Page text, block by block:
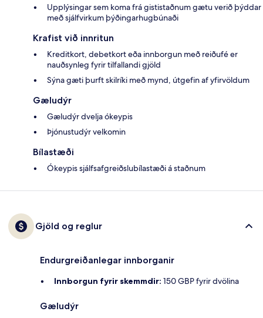
Upplýsingar sem koma frá gististaðnum gætu verið þýddar
með sjálfvirkum þýðingarhugbúnaði
Krafist við innritun
Kreditkort, debetkort eða innborgun með reiðufé er
nauðsynleg fyrir tilfallandi gjöld
Sýna gæti þurft skilríki með mynd, útgefin af yfirvöldum
Gæludýr
Gæludýr dvelja ókeypis
Þjónustudýr velkomin
Bílastæði
Ókeypis sjálfsafgreiðslubílastæði á staðnum
Gjöld og reglur
Endurgreiðanlegar innborganir
Innborgun fyrir skemmdir: 150 GBP fyrir dvölina
Gæludýr